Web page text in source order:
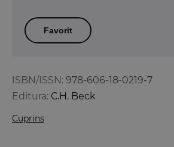
ISBN/ISSN: 978-606-18-0219-7
Editura: C.H. Beck
Cuprins
Favorit